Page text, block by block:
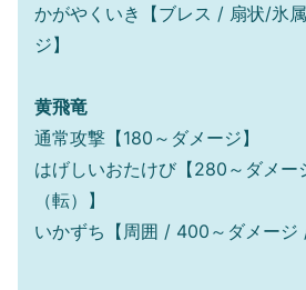
かがやくいき【ブレス / 扇状/氷
ジ】
黄飛竜
通常攻撃【180～ダメージ】
はげしいおたけび【280～ダメー
（転）】
いかずち【周囲 / 400～ダメージ